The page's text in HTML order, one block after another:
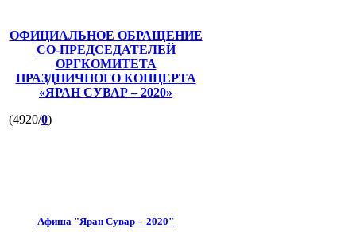
ОФИЦИАЛЬНОЕ ОБРАЩЕНИЕ
СО-ПРЕДСЕДАТЕЛЕЙ
ОРГКОМИТЕТА
ПРАЗДНИЧНОГО КОНЦЕРТА
«ЯРАН СУВАР – 2020»
(4920/0)
Афиша "Яран Сувар - -2020"